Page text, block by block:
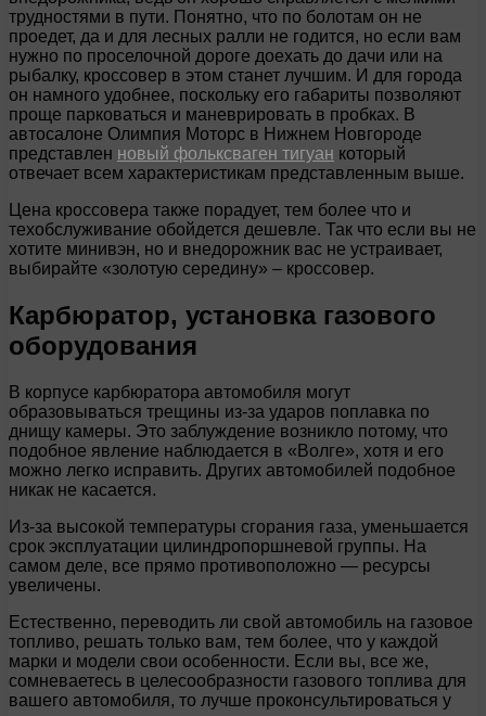
трудностями в пути. Понятно, что по болотам он не
проедет, да и для лесных ралли не годится, но если вам
нужно по проселочной дороге доехать до дачи или на
рыбалку, кроссовер в этом станет лучшим. И для города
он намного удобнее, поскольку его габариты позволяют
проще парковаться и маневрировать в пробках. В
автосалоне Олимпия Моторс в Нижнем Новгороде
представлен новый фольксваген тигуан который
отвечает всем характеристикам представленным выше.
Цена кроссовера также порадует, тем более что и
техобслуживание обойдется дешевле. Так что если вы не
хотите минивэн, но и внедорожник вас не устраивает,
выбирайте «золотую середину» – кроссовер.
Карбюратор, установка газового
оборудования
В корпусе карбюратора автомобиля могут
образовываться трещины из-за ударов поплавка по
днищу камеры. Это заблуждение возникло потому, что
подобное явление наблюдается в «Волге», хотя и его
можно легко исправить. Других автомобилей подобное
никак не касается.
Из-за высокой температуры сгорания газа, уменьшается
срок эксплуатации цилиндропоршневой группы. На
самом деле, все прямо противоположно — ресурсы
увеличены.
Естественно, переводить ли свой автомобиль на газовое
топливо, решать только вам, тем более, что у каждой
марки и модели свои особенности. Если вы, все же,
сомневаетесь в целесообразности газового топлива для
вашего автомобиля, то лучше проконсультироваться у